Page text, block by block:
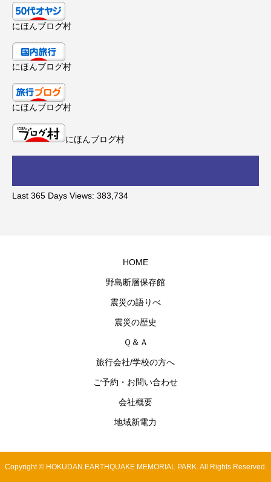
にほんブログ村
にほんブログ村
にほんブログ村
にほんブログ村
Last 365 Days Views: 383,734
HOME
野島断層保存館
震災の語りべ
震災の歴史
Ｑ＆Ａ
旅行会社/学校の方へ
ご予約・お問い合わせ
会社概要
地域新電力
Copyright © HOKUDAN EARTHQUAKE MEMORIAL PARK. All Rights Reserved.